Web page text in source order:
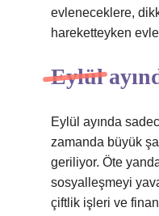
evleneceklere,
hareketteyken
Eylül
Eylül ayında
zamanda büyük
geriliyor. Öte
sosyalleşmeyi
çiftlik işleri ve